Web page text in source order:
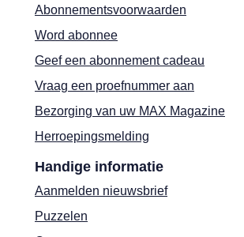
Abonnementsvoorwaarden
Word abonnee
Geef een abonnement cadeau
Vraag een proefnummer aan
Bezorging van uw MAX Magazine
Herroepingsmelding
Handige informatie
Aanmelden nieuwsbrief
Puzzelen